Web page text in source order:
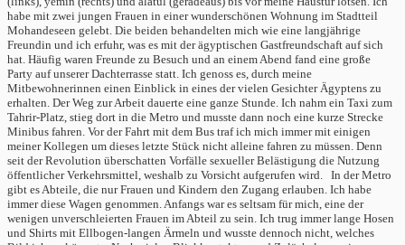
habe mit zwei jungen Frauen in einer wunderschönen Wohnung im Stadtteil
Mohandeseen gelebt. Die beiden behandelten mich wie eine langjährige
Freundin und ich erfuhr, was es mit der ägyptischen Gastfreundschaft auf sich
hat. Häufig waren Freunde zu Besuch und an einem Abend fand eine große
Party auf unserer Dachterrasse statt. Ich genoss es, durch meine
Mitbewohnerinnen einen Einblick in eines der vielen Gesichter Ägyptens zu
erhalten. Der Weg zur Arbeit dauerte eine ganze Stunde. Ich nahm ein Taxi zum
Tahrir-Platz, stieg dort in die Metro und musste dann noch eine kurze Strecke
Minibus fahren. Vor der Fahrt mit dem Bus traf ich mich immer mit einigen
meiner Kollegen um dieses letzte Stück nicht alleine fahren zu müssen. Denn
seit der Revolution überschatten Vorfälle sexueller Belästigung die Nutzung
öffentlicher Verkehrsmittel, weshalb zu Vorsicht aufgerufen wird. In der Metro
gibt es Abteile, die nur Frauen und Kindern den Zugang erlauben. Ich habe
immer diese Wagen genommen. Anfangs war es seltsam für mich, eine der
wenigen unverschleierten Frauen im Abteil zu sein. Ich trug immer lange Hosen
und Shirts mit Ellbogen-langen Ärmeln und wusste dennoch nicht, welches